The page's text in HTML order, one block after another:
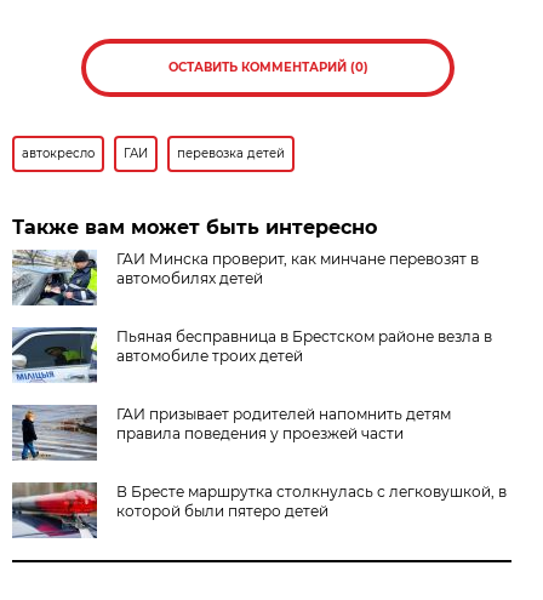
ОСТАВИТЬ КОММЕНТАРИЙ (0)
автокресло ГАИ перевозка детей
Также вам может быть интересно
ГАИ Минска проверит, как минчане перевозят в
автомобилях детей
Пьяная бесправница в Брестском районе везла в
автомобиле троих детей
ГАИ призывает родителей напомнить детям
правила поведения у проезжей части
В Бресте маршрутка столкнулась с легковушкой, в
которой были пятеро детей